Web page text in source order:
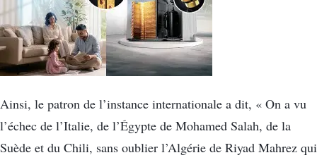
Ainsi, le patron de l’instance internationale a dit, « On a vu
l’échec de l’Italie, de l’Égypte de Mohamed Salah, de la
Suède et du Chili, sans oublier l’Algérie de Riyad Mahrez qui